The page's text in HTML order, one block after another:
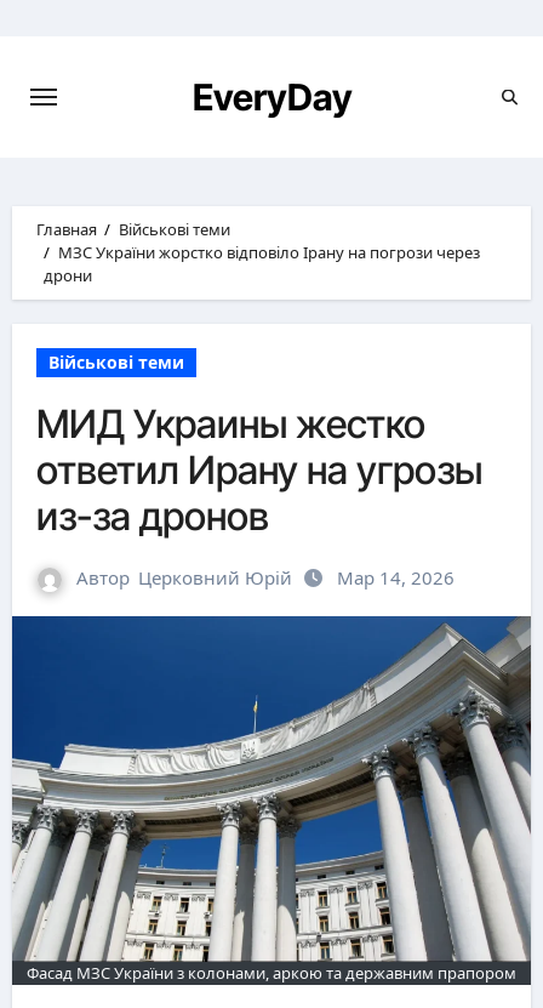
EveryDay
Главная
Військові теми
МЗС України жорстко відповіло Ірану на погрози через
дрони
Військові теми
МИД Украины жестко
ответил Ирану на угрозы
из-за дронов
Автор Церковний Юрій Мар 14, 2026
Фасад МЗС України з колонами, аркою та державним прапором